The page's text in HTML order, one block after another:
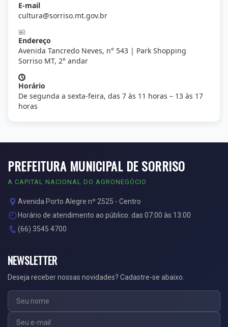
E-mail
cultura@sorriso.mt.gov.br
Endereço
Avenida Tancredo Neves, n° 543 | Park Shopping
Sorriso MT, 2° andar
Horário
De segunda a sexta-feira, das 7 às 11 horas – 13 às 17
horas
PREFEITURA MUNICIPAL DE SORRISO
A CAPITAL NACIONAL DO AGRONEGÓCIO
Avenida Porto Alegre nº 2525 - Centro
Horário de atendimento ao público: das 07:00 às 13:00
(66) 3545 4700
NEWSLETTER
Deseja receber nossas novidades? Cadastre-se abaixo.